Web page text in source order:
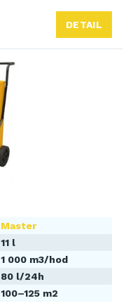
DETAIL
Master
11 l
1 000 m3/hod
80 l/24h
100–125 m2